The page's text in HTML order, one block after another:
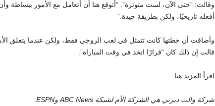
وقالت: “حتى الآن، لست متوترة”. “أتوقع هنا أن أتعامل مع الأمور ببساطة
أفعله تاريخيًا، ولكن بطريقة جيدة.”
وأضافت أن خطتها كانت تتمثل في لعب الزوجي فقط، ولكن عندما يتعلق
قالت إن ذلك كان “قرارًا اتخذ في وقت المباراة”.
اقرأ المزيد هنا.
شركة والت ديزني هي الشركة الأم لشبكة ABC News وESPN.